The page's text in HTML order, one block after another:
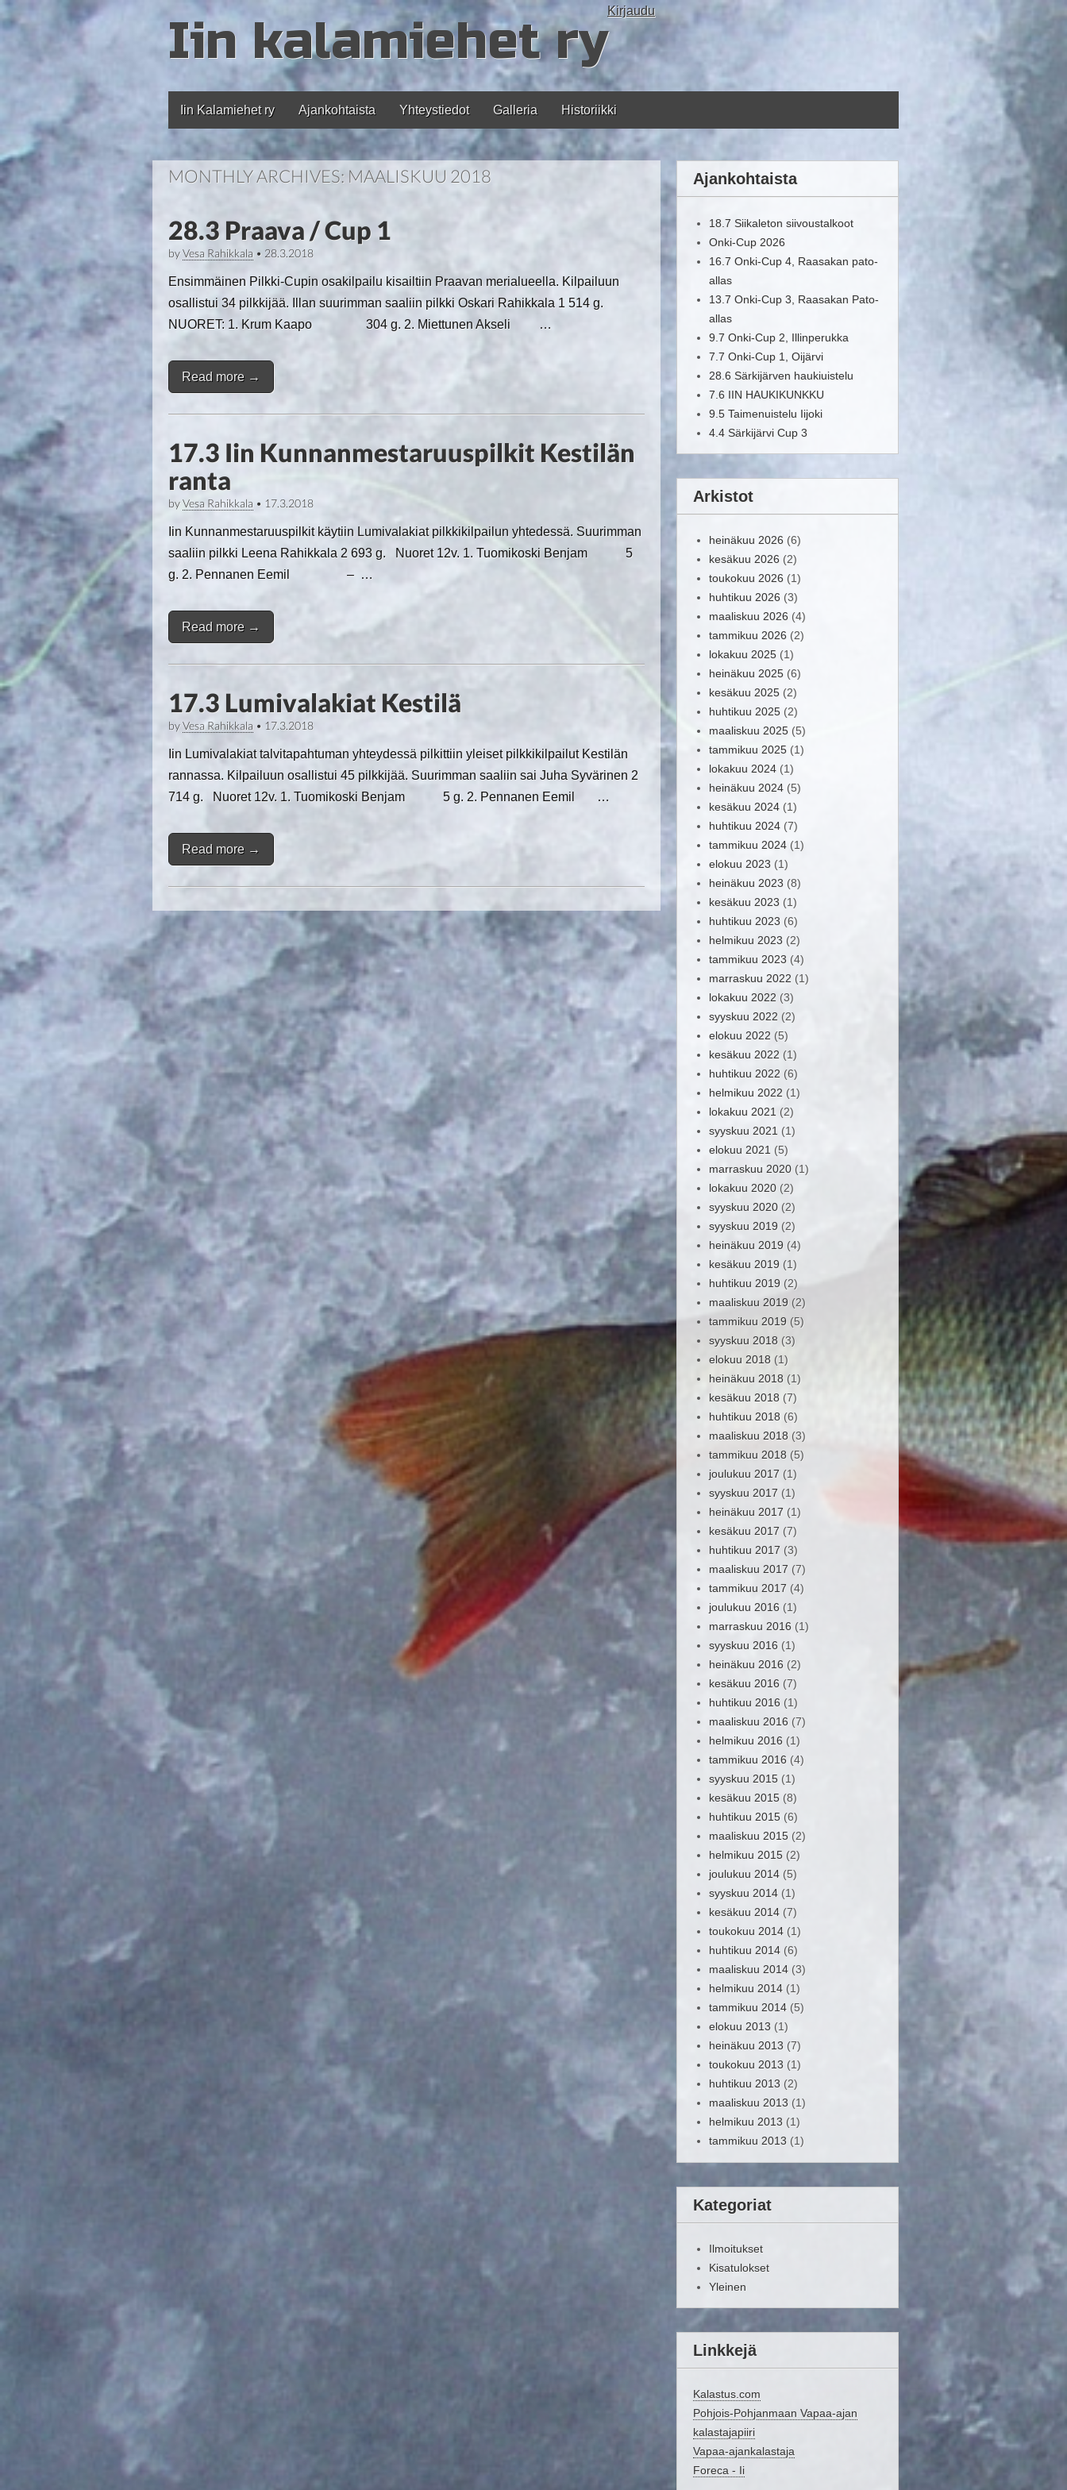
Iin kalamiehet ry
Main menu
Iin Kalamiehet ry Ajankohtaista Yhteystiedot Galleria Historiikki
Kirjaudu
MONTHLY ARCHIVES: MAALISKUU 2018
28.3 Praava / Cup 1
byVesa Rahikkala • 28.3.2018
Ensimmäinen Pilkki-Cupin osakilpailu kisailtiin Praavan merialueella. Kilpailuun
osallistui 34 pilkkijää. Illan suurimman saaliin pilkki Oskari Rahikkala 1 514 g.
NUORET: 1. Krum Kaapo 304 g. 2. Miettunen Akseli …
Read more →
17.3 Iin Kunnanmestaruuspilkit Kestilän
ranta
byVesa Rahikkala • 17.3.2018
Iin Kunnanmestaruuspilkit käytiin Lumivalakiat pilkkikilpailun yhtedessä. Suurimman
saaliin pilkki Leena Rahikkala 2 693 g. Nuoret 12v. 1. Tuomikoski Benjam 5
g. 2. Pennanen Eemil – …
Read more →
17.3 Lumivalakiat Kestilä
byVesa Rahikkala • 17.3.2018
Iin Lumivalakiat talvitapahtuman yhteydessä pilkittiin yleiset pilkkikilpailut Kestilän
rannassa. Kilpailuun osallistui 45 pilkkijää. Suurimman saaliin sai Juha Syvärinen 2
714 g. Nuoret 12v. 1. Tuomikoski Benjam 5 g. 2. Pennanen Eemil …
Read more →
Ajankohtaista
18.7 Siikaleton siivoustalkoot
Onki-Cup 2026
16.7 Onki-Cup 4, Raasakan pato-
allas
13.7 Onki-Cup 3, Raasakan Pato-
allas
9.7 Onki-Cup 2, Illinperukka
7.7 Onki-Cup 1, Oijärvi
28.6 Särkijärven haukiuistelu
7.6 IIN HAUKIKUNKKU
9.5 Taimenuistelu Iijoki
4.4 Särkijärvi Cup 3
Arkistot
heinäkuu 2026 (6)
kesäkuu 2026 (2)
toukokuu 2026 (1)
huhtikuu 2026 (3)
maaliskuu 2026 (4)
tammikuu 2026 (2)
lokakuu 2025 (1)
heinäkuu 2025 (6)
kesäkuu 2025 (2)
huhtikuu 2025 (2)
maaliskuu 2025 (5)
tammikuu 2025 (1)
lokakuu 2024 (1)
heinäkuu 2024 (5)
kesäkuu 2024 (1)
huhtikuu 2024 (7)
tammikuu 2024 (1)
elokuu 2023 (1)
heinäkuu 2023 (8)
kesäkuu 2023 (1)
huhtikuu 2023 (6)
helmikuu 2023 (2)
tammikuu 2023 (4)
marraskuu 2022 (1)
lokakuu 2022 (3)
syyskuu 2022 (2)
elokuu 2022 (5)
kesäkuu 2022 (1)
huhtikuu 2022 (6)
helmikuu 2022 (1)
lokakuu 2021 (2)
syyskuu 2021 (1)
elokuu 2021 (5)
marraskuu 2020 (1)
lokakuu 2020 (2)
syyskuu 2020 (2)
syyskuu 2019 (2)
heinäkuu 2019 (4)
kesäkuu 2019 (1)
huhtikuu 2019 (2)
maaliskuu 2019 (2)
tammikuu 2019 (5)
syyskuu 2018 (3)
elokuu 2018 (1)
heinäkuu 2018 (1)
kesäkuu 2018 (7)
huhtikuu 2018 (6)
maaliskuu 2018 (3)
tammikuu 2018 (5)
joulukuu 2017 (1)
syyskuu 2017 (1)
heinäkuu 2017 (1)
kesäkuu 2017 (7)
huhtikuu 2017 (3)
maaliskuu 2017 (7)
tammikuu 2017 (4)
joulukuu 2016 (1)
marraskuu 2016 (1)
syyskuu 2016 (1)
heinäkuu 2016 (2)
kesäkuu 2016 (7)
huhtikuu 2016 (1)
maaliskuu 2016 (7)
helmikuu 2016 (1)
tammikuu 2016 (4)
syyskuu 2015 (1)
kesäkuu 2015 (8)
huhtikuu 2015 (6)
maaliskuu 2015 (2)
helmikuu 2015 (2)
joulukuu 2014 (5)
syyskuu 2014 (1)
kesäkuu 2014 (7)
toukokuu 2014 (1)
huhtikuu 2014 (6)
maaliskuu 2014 (3)
helmikuu 2014 (1)
tammikuu 2014 (5)
elokuu 2013 (1)
heinäkuu 2013 (7)
toukokuu 2013 (1)
huhtikuu 2013 (2)
maaliskuu 2013 (1)
helmikuu 2013 (1)
tammikuu 2013 (1)
Kategoriat
Ilmoitukset
Kisatulokset
Yleinen
Linkkejä
Kalastus.com
Pohjois-Pohjanmaan Vapaa-ajan
kalastajapiiri
Vapaa-ajankalastaja
Foreca - Ii